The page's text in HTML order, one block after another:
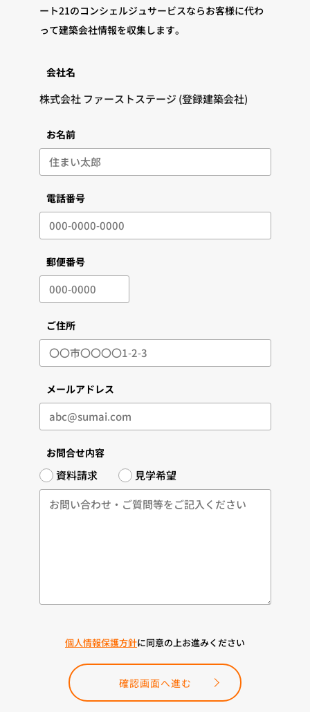
ート21のコンシェルジュサービスならお客様に代わ
って建築会社情報を収集します。
会社名
お名前
電話番号
郵便番号
ご住所
メールアドレス
お問合せ内容
資料請求 見学希望
個人情報保護方針に同意の上お進みください
確認画面へ進む